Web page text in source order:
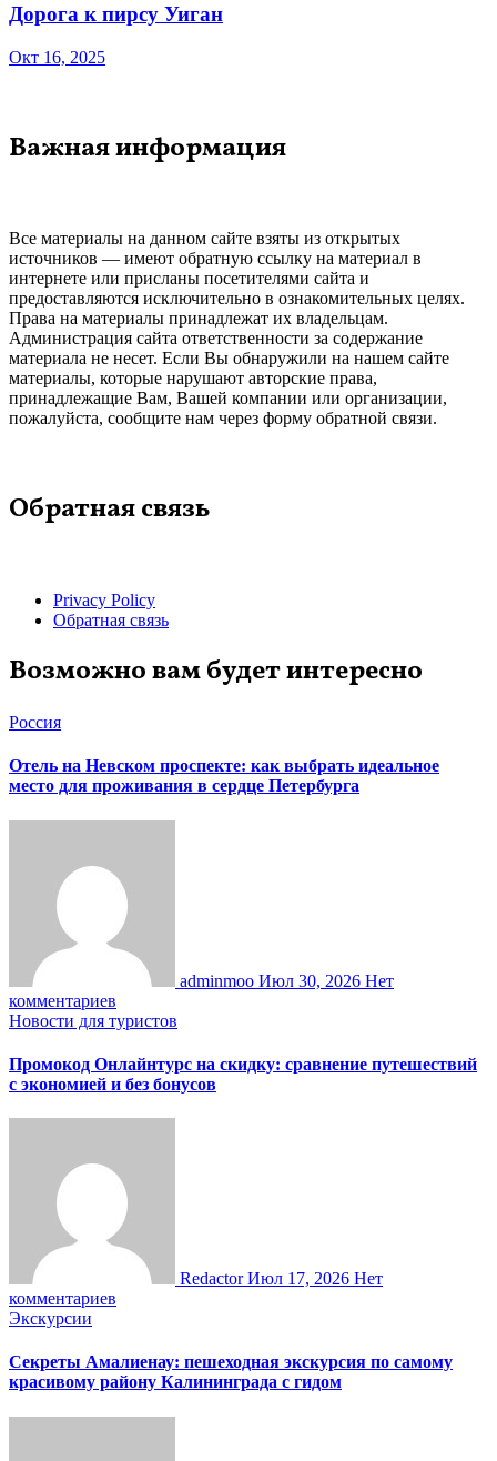
Дорога к пирсу Уиган
Окт 16, 2025
Важная информация
Все материалы на данном сайте взяты из открытых
источников — имеют обратную ссылку на материал в
интернете или присланы посетителями сайта и
предоставляются исключительно в ознакомительных целях.
Права на материалы принадлежат их владельцам.
Администрация сайта ответственности за содержание
материала не несет. Если Вы обнаружили на нашем сайте
материалы, которые нарушают авторские права,
принадлежащие Вам, Вашей компании или организации,
пожалуйста, сообщите нам через форму обратной связи.
Обратная связь
Privacy Policy
Обратная связь
Возможно вам будет интересно
Россия
Отель на Невском проспекте: как выбрать идеальное
место для проживания в сердце Петербурга
adminmoo Июл 30, 2026 Нет
комментариев
Новости для туристов
Промокод Онлайнтурс на скидку: сравнение путешествий
с экономией и без бонусов
RedactorИюл 17, 2026 Нет
комментариев
Экскурсии
Секреты Амалиенау: пешеходная экскурсия по самому
красивому району Калининграда с гидом